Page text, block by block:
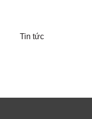
Tin tức